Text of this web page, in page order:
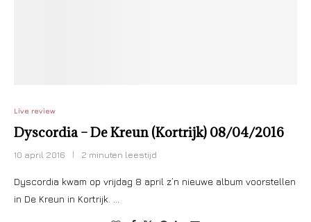
Live review
Dyscordia – De Kreun (Kortrijk) 08/04/2016
10 april 2016 2 minuten leestijd
Dyscordia kwam op vrijdag 8 april z’n nieuwe album voorstellen
in De Kreun in Kortrijk. …